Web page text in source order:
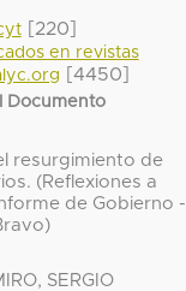
[220]
en revistas
[4450]
Documento
resurgimiento de
(Reflexiones a
de Gobierno -
SERGIO